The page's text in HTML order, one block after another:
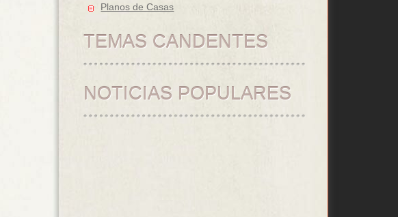
Planos de Casas
TEMAS CANDENTES
NOTICIAS POPULARES